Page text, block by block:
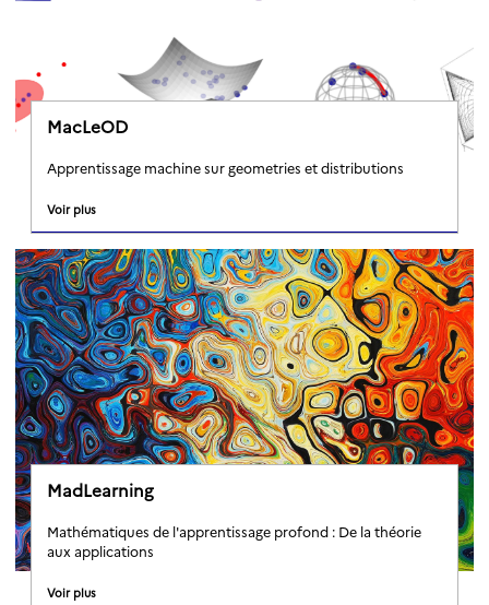
MacLeOD
Apprentissage machine sur geometries et distributions
Voir plus
MadLearning
Mathématiques de l'apprentissage profond : De la théorie
aux applications
Voir plus